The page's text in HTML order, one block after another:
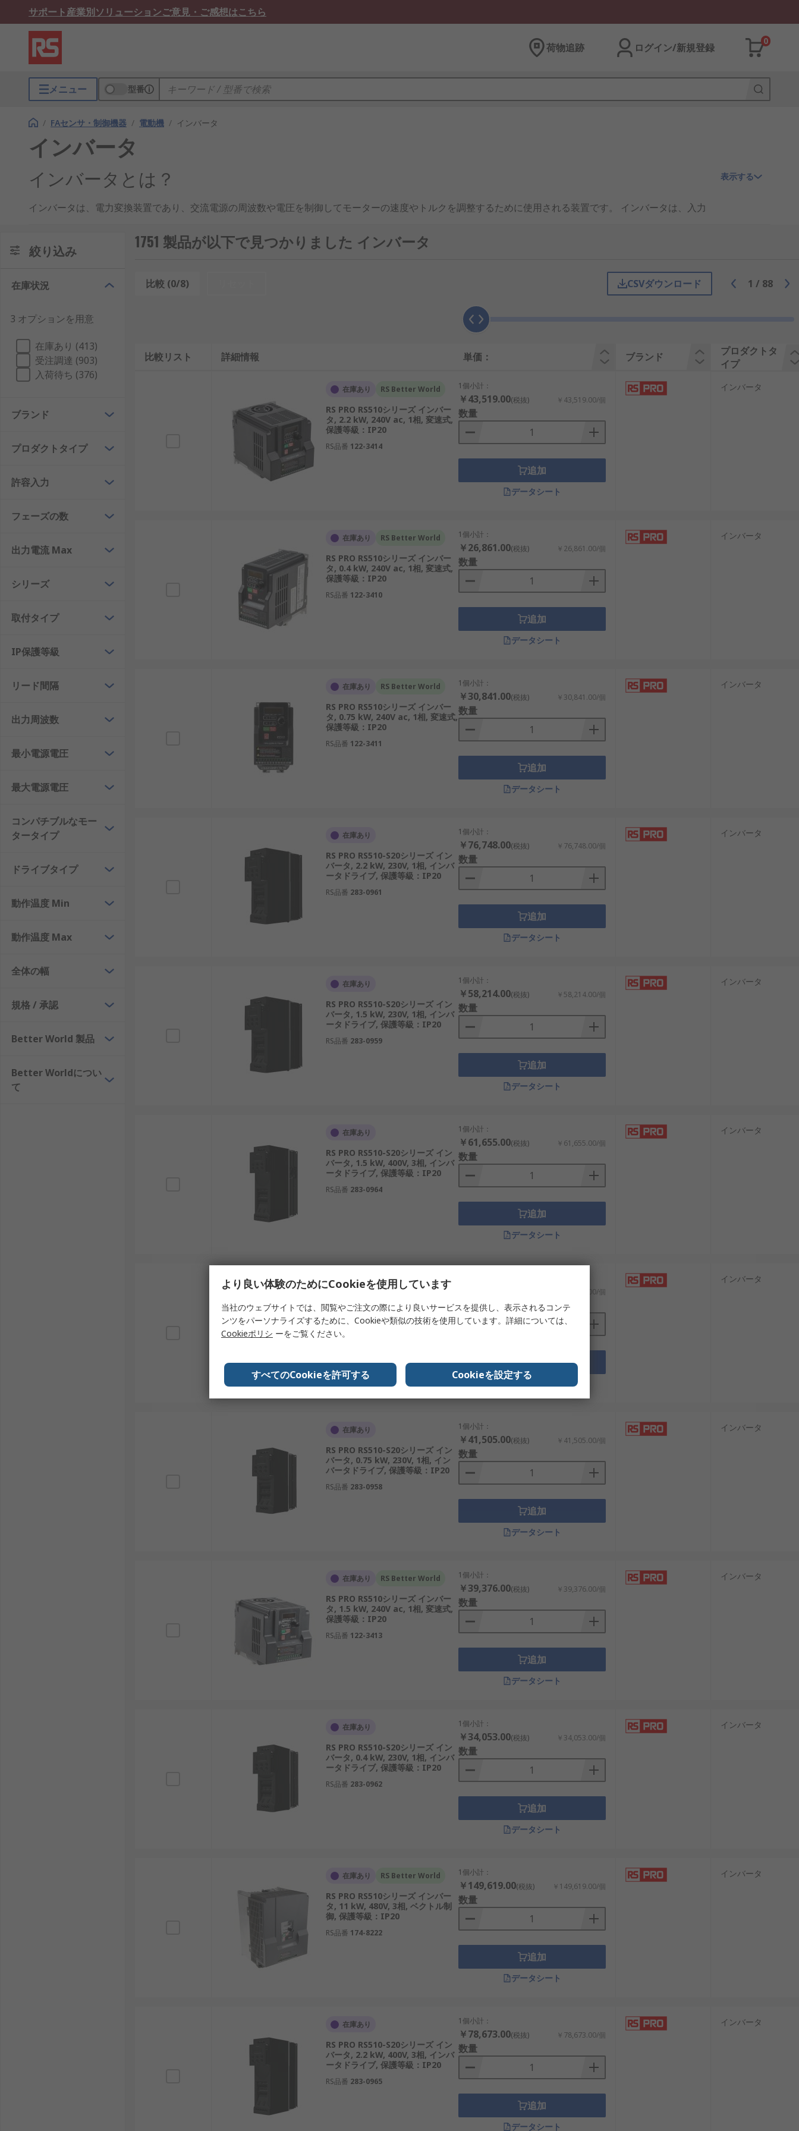
サポート産業別ソリューションご意見・ご感想はこちら
荷物追跡 ログイン/新規登録
0
メニュー 型番
/ FAセンサ・制御機器 / 電動機 / インバータ
インバータ
インバータとは？
インバータは、電力変換装置であり、交流電源の周波数や電圧を制御してモーターの速度やトルクを調整するために使用される装置です。 インバータは、入力
制御を実現します。 インバータは、産業用機械設備、空調システム、鉄道車両の駆動制御、ポンプやファン設備などの幅広い用途で使用されています。
インバータの仕組み
インバータは、交流電源をそのまま使用するのではなく、一度直流に変換した後に再び交流へと変換することで、出力の周波数と電圧を自由に調整できるよう
に設計されています。この過程では整流回路とインバータ回路が組み合わされ、IGBTインバータでは高速スイッチングにより高効率かつ安定した電力制御が行
われます。PWM（パルス幅変調）制御を用いることで、モーターの回転数を滑らかに変化させることができ、突入電流の抑制やエネルギー消費の低減にも寄与
します。日本では100Vインバータや200Vインバータが広く使用されており、単相・三相の電源環境に応じて適切な仕様を選択することが重要です。
サーボドライブとの違い
インバータとサーボドライブはどちらもモーター制御に使用されますが、制御の目的と精度に違いがあります。インバータは主に速度制御を目的としており、
搬送装置、ポンプ、ファンなど連続運転が求められる設備に適しています。一方でサーボドライブは位置やトルクを高精度で制御するため、産業用ロボットや
工作機械など精密制御が必要な用途に使用されます。
また、インバータは構造が比較的シンプルで価格を抑えやすく、既存設備への後付けや更新にも適しています。一方、サーボドライブはエンコーダなどのフィ
ードバック機構を備え、制御精度が高い分だけコストも高くなる傾向があります。そのため、用途に対して必要な性能を見極めたうえで選定することが重要で
あり、日本の工場環境ではコストと性能のバランスを重視した使い分けが一般的です。
インバータには、電源条件や用途、出力仕様に応じて複数のタイプが存在し、それぞれ適した使用環境が異なります。
：電圧と周波数を同時に制御する方式で、鉄道車両や大型設備に使用され、安定した速度制御と省エネルギー運転を実現します。
AC/DCインバータ
：交流と直流の両方に対応できるタイプで、電源条件が変化する設備やバックアップ電源用途に適しています。
：車載機器や小型バッテリーシステムで使用され、ポータブル用途や非常用電源として利用されます。
24Vインバータ
：産業用制御機器や通信設備で多く採用され、安定性と安全性が求められる環境に適しています。
：日本の家庭用電源に対応しており、小規模設備や簡易的なモーター制御に適しています。
200Vインバータ
これらの種類は、設置環境や電源仕様に応じて選び分ける必要があり、日本では100Vと200Vの混在環境に対応できる柔軟性も重要なポイントとなります。
インバータの選び方
インバータの選定では、単にスペックを比較するだけでなく、実際の使用環境や設備条件を踏まえた検討が重要になります。
出力容量：0.1kW、0.4kW、1.5kW、5.5kW、15kWなどから負荷に応じて選択し、過不足のない容量設定が効率と価格のバランスに影響します。
最大出力電圧：100V、200V、400Vなど、接続するモーター仕様に適合させる必要があります。
定格電流：数A、10A、50A、100A、200A以上など、負荷電流に余裕を持たせて選択することが安定動作につながります。
取付方式：パネル取付、DINレール、壁掛け、制御盤内設置など、設備構成やスペース制約に応じて選びます。
インバータの価格は出力や機能によって大きく異なり、過剰性能の製品を選ぶとコスト増につながります。通販で複数メーカーの製品を比較しながら仕様と価
格のバランスを確認する方法が一般的であり、販売チャネルの選択によって調達効率も変わります。特に日本の設備では、既存機器との互換性や設置スペー
インバータのメーカー
インバータ分野には国内外の多様なメーカーが参入しており、それぞれが用途や市場に応じた製品を展開しています。メーカーごとの特徴を理解することで、
用途に適した製品選びや価格比較がしやすくなり、販売や通販での選択肢も広がります。
RS PRO：汎用用途に対応するバランスの良い製品を展開しており、コスト重視の現場でも選びやすいラインアップが特徴です。
Siemens：産業オートメーション分野で高い信頼性を持ち、大規模設備やインフラ用途で広く採用されています。
オムロン（Omron）：日本国内での導入実績が豊富で、制御機器との連携性やコンパクト設計に優れています。
Schneider Electric：エネルギー管理と自動化分野でグローバルに展開し、多機能で柔軟な制御が可能な製品を提供しています。
インバータはモーター制御の効率化と省エネルギーに大きく貢献する装置であり、用途や設備条件に応じた適切な理解が重要です。種類や仕様、メーカーごと
の特徴を比較することで、より実用的で長期的に安定した運用が可能になります。特に日本の電源環境や設備制約を考慮した選定は、運用効率と保守性の向上
表示する
絞り込み
在庫状況
3 オプションを用意
在庫あり (413)
受注調達 (903)
入荷待ち (376)
ブランド
プロダクトタイプ
許容入力
フェーズの数
出力電流 Max
シリーズ
取付タイプ
IP保護等級
リード間隔
出力周波数
最小電源電圧
最大電源電圧
コンパチブルなモー
タータイプ
ドライブタイプ
動作温度 Min
動作温度 Max
全体の幅
規格 / 承認
Better World 製品
Better Worldについ
て
1751 製品が以下で見つかりました インバータ
比較 (0/8) CSVダウンロード 1 / 88
比較リスト 詳細情報 単価： ブランド
プロダクトタ
イプ
在庫あり RS Better World
RS PRO RS510シリーズ インバー
タ, 2.2 kW, 240V ac, 1相, 変速式,
保護等級：IP20
RS品番 122-3414
1個小計：
￥43,519.00(税抜) ￥43,519.00/個
数量
追加
データシート
インバータ
在庫あり RS Better World
RS PRO RS510シリーズ インバー
タ, 0.4 kW, 240V ac, 1相, 変速式,
保護等級：IP20
RS品番 122-3410
1個小計：
￥26,861.00(税抜) ￥26,861.00/個
数量
追加
データシート
インバータ
在庫あり RS Better World
RS PRO RS510シリーズ インバー
タ, 0.75 kW, 240V ac, 1相, 変速式,
保護等級：IP20
RS品番 122-3411
1個小計：
￥30,841.00(税抜) ￥30,841.00/個
数量
追加
データシート
インバータ
在庫あり
RS PRO RS510-S20シリーズ イン
バータ, 2.2 kW, 230V, 1相, インバ
ータドライブ, 保護等級：IP20
RS品番 283-0961
1個小計：
￥76,748.00(税抜) ￥76,748.00/個
数量
追加
データシート
インバータ
在庫あり
RS PRO RS510-S20シリーズ イン
バータ, 1.5 kW, 230V, 1相, インバ
ータドライブ, 保護等級：IP20
RS品番 283-0959
1個小計：
￥58,214.00(税抜) ￥58,214.00/個
数量
追加
データシート
インバータ
在庫あり
RS PRO RS510-S20シリーズ イン
バータ, 1.5 kW, 400V, 3相, インバ
ータドライブ, 保護等級：IP20
RS品番 283-0964
1個小計：
￥61,655.00(税抜) ￥61,655.00/個
数量
追加
データシート
インバータ
在庫あり
RS PRO RS510-S20シリーズ イン
バータ, 0.75 kW, 400V, 3相, イン
バータドライブ, 保護等級：IP20
RS品番
￥56,668.00/個
数量
追加
データシート
インバータ
在庫あり
RS PRO RS510-S20シリーズ イン
バータ, 0.75 kW, 230V, 1相, イン
バータドライブ, 保護等級：IP20
RS品番 283-0958
1個小計：
￥41,505.00(税抜) ￥41,505.00/個
数量
追加
データシート
インバータ
在庫あり RS Better World
RS PRO RS510シリーズ インバー
タ, 1.5 kW, 240V ac, 1相, 変速式,
保護等級：IP20
RS品番 122-3413
1個小計：
￥39,376.00(税抜) ￥39,376.00/個
数量
追加
データシート
インバータ
在庫あり
RS PRO RS510-S20シリーズ イン
バータ, 0.4 kW, 230V, 1相, インバ
ータドライブ, 保護等級：IP20
RS品番 283-0962
1個小計：
￥34,053.00(税抜) ￥34,053.00/個
数量
追加
データシート
インバータ
在庫あり RS Better World
RS PRO RS510シリーズ インバー
タ, 11 kW, 480V, 3相, ベクトル制
御, 保護等級：IP20
RS品番 174-8222
1個小計：
￥149,619.00(税抜) ￥149,619.00/個
数量
追加
データシート
インバータ
在庫あり
RS PRO RS510-S20シリーズ イン
バータ, 2.2 kW, 400V, 3相, インバ
ータドライブ, 保護等級：IP20
RS品番 283-0965
1個小計：
￥78,673.00(税抜) ￥78,673.00/個
数量
追加
データシート
インバータ
より良い体験のためにCookieを使用しています
当社のウェブサイトでは、閲覧やご注文の際により良いサービスを提供し、表示されるコンテ
ンツをパーソナライズするために、Cookieや類似の技術を使用しています。詳細については、
Cookieポリシ ーをご覧ください。
すべてのCookieを許可する Cookieを設定する